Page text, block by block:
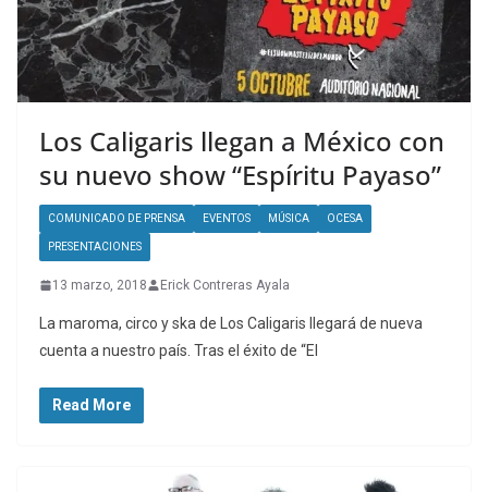
Los Caligaris llegan a México con
su nuevo show “Espíritu Payaso”
COMUNICADO DE PRENSA EVENTOS MÚSICA OCESA
PRESENTACIONES
13 marzo, 2018 Erick Contreras Ayala
La maroma, circo y ska de Los Caligaris llegará de nueva
cuenta a nuestro país. Tras el éxito de “El
Read More